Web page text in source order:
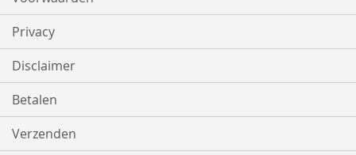
Privacy
Disclaimer
Betalen
Verzenden